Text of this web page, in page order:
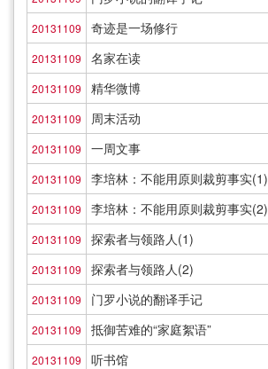
20131109 奇迹是一场修行
20131109 名家在读
20131109 精华微博
20131109 周末活动
20131109 一周文事
20131109 李培林：不能用原则裁剪事实(1)
20131109 李培林：不能用原则裁剪事实(2)
20131109 探索者与领路人(1)
20131109 探索者与领路人(2)
20131109 门罗小说的翻译手记
20131109 抵御苦难的“家庭絮语”
20131109 听书馆